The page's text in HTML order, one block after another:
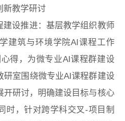
现任领导 各系介绍
新教学研讨
建设推进：基层教学组织教师
建筑与环境学院AI课程工作
得，为微专业AI课程群建设
研室围绕微专业AI课程群建设
开研讨，明确建设目标与核心
时，针对跨学科交叉-项目制